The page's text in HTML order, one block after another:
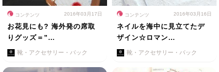
コンテンツ 2016年03月17日
お花見にも? 海外発の席取
りグッズ＝”…
靴・アクセサリー・バック
コンテンツ 2016年03月16日
ネイルを海中に見立てたデ
ザイン☆ロマン…
靴・アクセサリー・バック